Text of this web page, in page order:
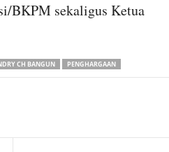
BKPM sekaligus Ketua
CH BANGUN PENGHARGAAN